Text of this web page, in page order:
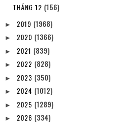
THÁNG 12 (156)
► 2019 (1968)
► 2020 (1366)
► 2021 (839)
► 2022 (828)
► 2023 (350)
► 2024 (1012)
► 2025 (1289)
► 2026 (334)